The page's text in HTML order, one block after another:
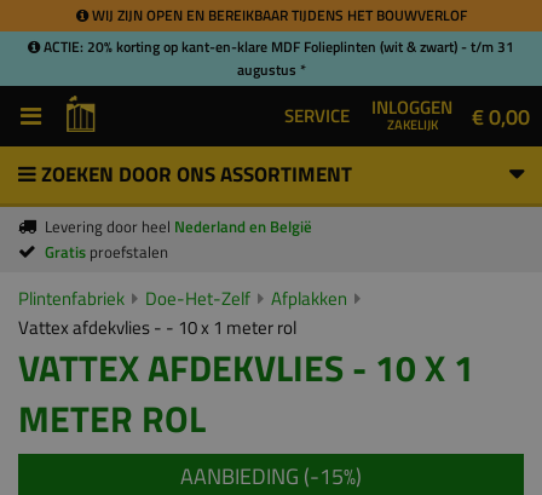
WIJ ZIJN OPEN EN BEREIKBAAR TIJDENS HET BOUWVERLOF
ACTIE: 20% korting op kant-en-klare MDF Folieplinten (wit & zwart) - t/m 31
augustus *
SERVICE INLOGGEN
ZAKELIJK € 0,00
ZOEKEN DOOR ONS ASSORTIMENT
Levering door heel Nederland en België
Gratis proefstalen
Plintenfabriek Doe-Het-Zelf
Afplakken
Vattex afdekvlies - - 10 x 1 meter rol
VATTEX AFDEKVLIES - 10 X 1
METER ROL
AANBIEDING (-15%)